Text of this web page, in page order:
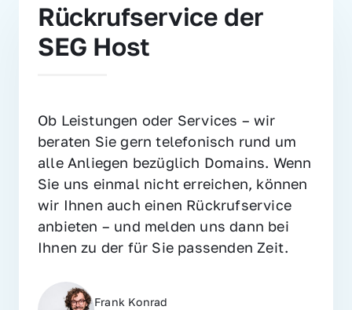
Rückrufservice der
SEG Host
Ob Leistungen oder Services – wir
beraten Sie gern telefonisch rund um
alle Anliegen bezüglich Domains. Wenn
Sie uns einmal nicht erreichen, können
wir Ihnen auch einen Rückrufservice
anbieten – und melden uns dann bei
Ihnen zu der für Sie passenden Zeit.
Frank Konrad